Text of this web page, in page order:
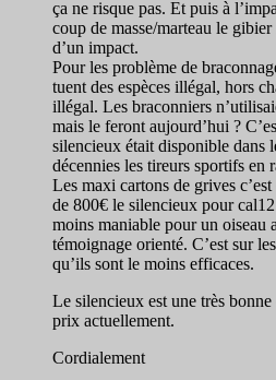
ça ne risque pas. Et puis à
coup de masse/marteau le
d’un impact.
Pour les problème de
tuent des espèces illégal, hors
illégal. Les braconniers
mais le feront aujourd’hui ?
silencieux était disponible dans
décennies les tireurs sportifs
Les maxi cartons de grives
de 800€ le silencieux pour
moins maniable pour un oiseau
témoignage orienté. C’est sur
qu’ils sont le moins efficaces.
Le silencieux est une très bonne
prix actuellement.
Cordialement